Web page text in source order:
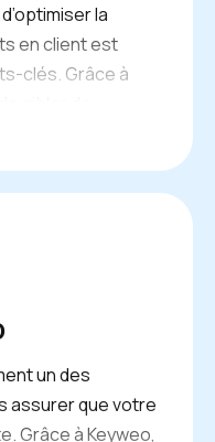
la
en client est
clés. Grâce à
public et, de
de votre
par les
experts SEO
soit. Ainsi
d’activité.
un des
assurer que votre
Grâce à Keyweo,